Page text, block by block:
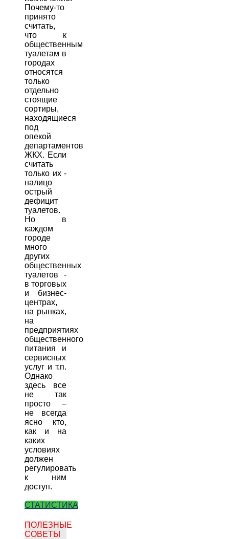
Почему-то
принято
считать,
что к
общественным
туалетам в
городах
относятся
только
отдельно
стоящие
сортиры,
находящиеся
под
опекой
департаментов
ЖКХ. Если
считать
только их -
налицо
острый
дефицит
туалетов.
Но в
каждом
городе
много
других
общественных
туалетов -
в торговых
и бизнес-
центрах,
на рынках,
на
предприятиях
общественного
питания и
сервисных
услуг и т.п.
Однако
здесь все
не так
просто –
не всегда
ясно кто,
как и на
каких
условиях
должен
регулировать
к ним
доступ.
СТАТИСТИКА
ПОЛЕЗНЫЕ
СОВЕТЫ